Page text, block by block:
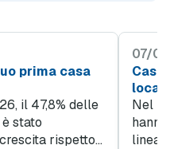
prima casa
il 47,8% delle
stato
rispetto
07/
Case
Nel
linea